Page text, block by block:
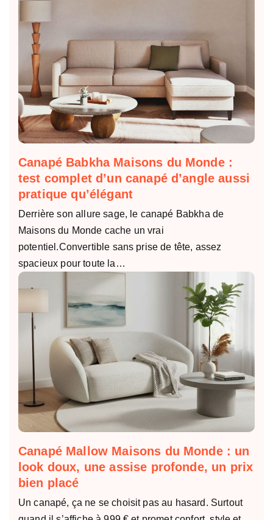
Canapé Babkha Maisons du Monde :
test complet d’un canapé d’angle aussi
pratique qu’élégant
Derrière son allure sage, le canapé Babkha de
Maisons du Monde cache un vrai
potentiel.Convertible sans prise de tête, assez
spacieux pour toute la…
Canapé Mallow Maisons du Monde : un
look doux, une assise profonde, un prix
bien placé
Un canapé, ça ne se choisit pas au hasard. Surtout